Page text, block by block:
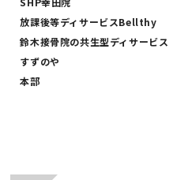
放課後等ディサービスBellthy
鈴木接骨院の共生型ディサービス
すずのや
本部